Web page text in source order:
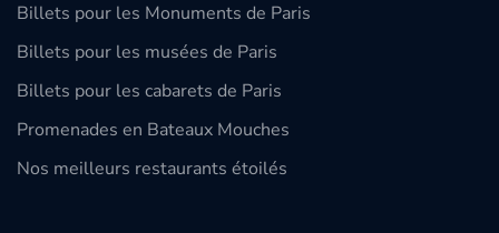
Billets pour les Monuments de Paris
Billets pour les musées de Paris
Billets pour les cabarets de Paris
Promenades en Bateaux Mouches
Nos meilleurs restaurants étoilés